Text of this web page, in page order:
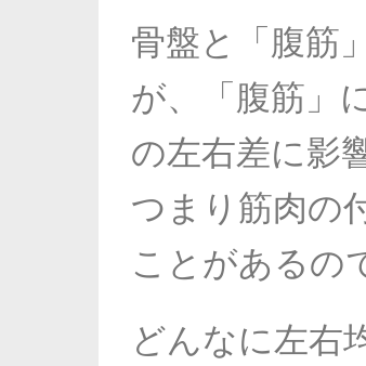
骨盤と「腹筋
が、「腹筋」
の左右差に影
つまり 筋肉の
ことがあるの
どんなに左右